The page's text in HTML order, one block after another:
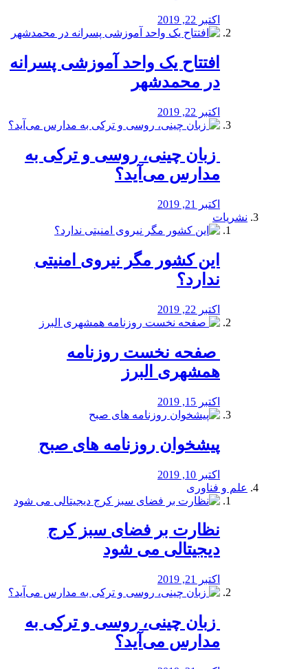
اکتبر 22, 2019
افتتاح یک واحد آموزشی پسرانه
در محمدشهر
اکتبر 22, 2019
️ زبان چینی، روسی و ترکی به
مدارس می‌آید؟
اکتبر 21, 2019
نشریات
این کشور مگر نیروی امنیتی
ندارد؟
اکتبر 22, 2019
️ صفحه نخست روزنامه‌
همشهری البرز
اکتبر 15, 2019
پیشخوان روزنامه های صبح
اکتبر 10, 2019
علم و فناوری
نظارت بر فضای سبز کرج
دیجیتالی می شود
اکتبر 21, 2019
️ زبان چینی، روسی و ترکی به
مدارس می‌آید؟